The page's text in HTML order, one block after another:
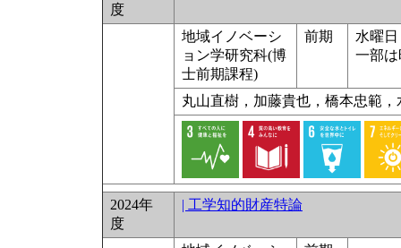
度
地域イノベーシ
ョン学研究科(博
士前期課程)
前期
水曜日
一部
丸山直樹，加藤貴也，橋本忠範
2024年
度
| 工学知的財産特論